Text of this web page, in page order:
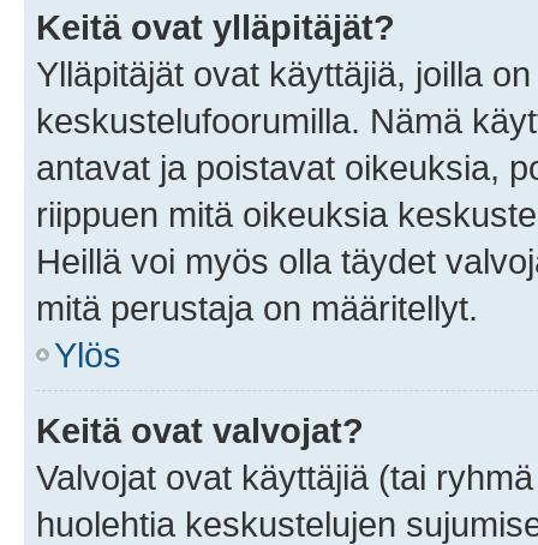
Keitä ovat ylläpitäjät?
Ylläpitäjät ovat käyttäjiä, joilla
keskustelufoorumilla. Nämä
antavat ja poistavat oikeuksia,
riippuen mitä oikeuksia
Heillä voi myös olla täydet
mitä perustaja on määritellyt.
Ylös
Keitä ovat valvojat?
Valvojat ovat käyttäjiä (tai
huolehtia keskustelujen